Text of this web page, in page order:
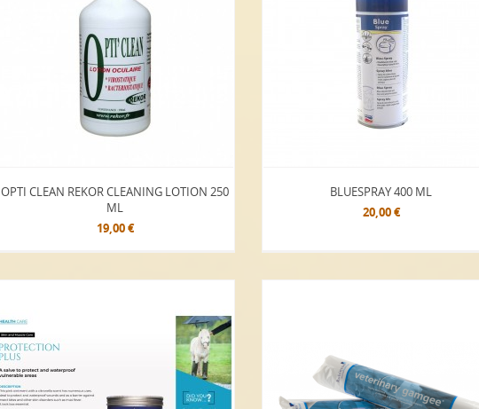
OPTI CLEAN REKOR CLEANING LOTION 250
ML
19,00 €
BLUESPRAY 400 ML
20,00 €